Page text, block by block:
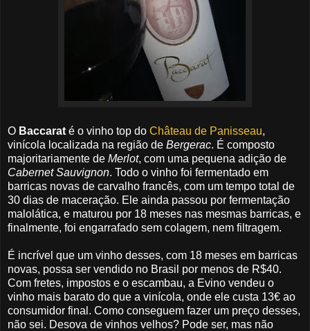
O Baccarat é o vinho top do Château de Panisseau,
vinícola localizada na região de Bergerac. É composto
majoritariamente de Merlot, com uma pequena adição de
Cabernet Sauvignon. Todo o vinho foi fermentado em
barricas novas de carvalho francês, com um tempo total de
30 dias de maceração. Ele ainda passou por fermentação
malolática, e maturou por 18 meses nas mesmas barricas, e
finalmente, foi engarrafado sem colagem, nem filtragem.
É incrível que um vinho desses, com 18 meses em barricas
novas, possa ser vendido no Brasil por menos de R$40.
Com fretes, impostos e o escambau, a Evino vendeu o
vinho mais barato do que a vinícola, onde ele custa 13€ ao
consumidor final. Como conseguem fazer um preço desses,
não sei. Desova de vinhos velhos? Pode ser, mas não